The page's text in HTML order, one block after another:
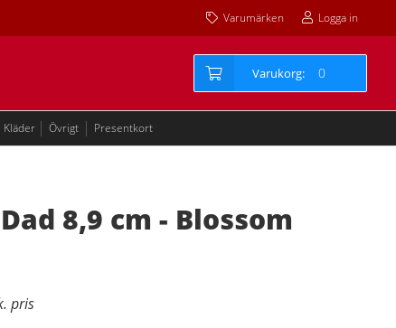
Varumärken Logga in
0
Kläder Övrigt Presentkort
8,9 cm - Blossom